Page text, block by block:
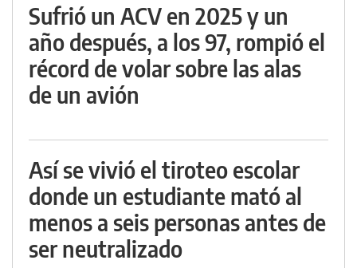
Sufrió un ACV en 2025 y un
año después, a los 97, rompió el
récord de volar sobre las alas
de un avión
Así se vivió el tiroteo escolar
donde un estudiante mató al
menos a seis personas antes de
ser neutralizado